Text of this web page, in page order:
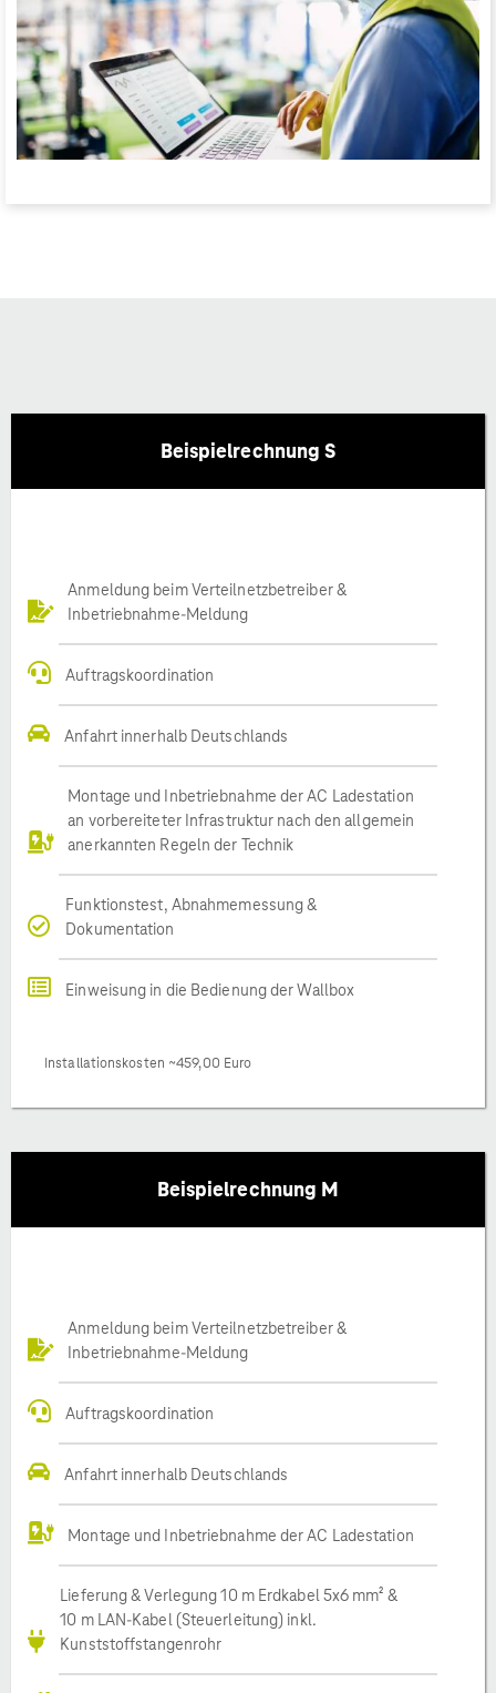
Beispielrechnung S
Anmeldung beim Verteilnetzbetreiber &
Inbetriebnahme-Meldung
Auftragskoordination
Anfahrt innerhalb Deutschlands
Montage und Inbetriebnahme der AC Ladestation
an vorbereiteter Infrastruktur nach den allgemein
anerkannten Regeln der Technik
Funktionstest, Abnahmemessung &
Dokumentation
Einweisung in die Bedienung der Wallbox
Installationskosten ~459,00 Euro
Beispielrechnung M
Anmeldung beim Verteilnetzbetreiber &
Inbetriebnahme-Meldung
Auftragskoordination
Anfahrt innerhalb Deutschlands
Montage und Inbetriebnahme der AC Ladestation
Lieferung & Verlegung 10 m Erdkabel 5x6 mm² &
10 m LAN-Kabel (Steuerleitung) inkl.
Kunststoffstangenrohr